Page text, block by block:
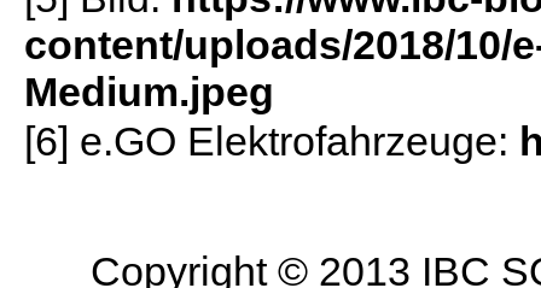
content/uploads/2018/10/
Medium.jpeg
[6] e.GO Elektrofahrzeuge:
Copyright © 2013 IBC